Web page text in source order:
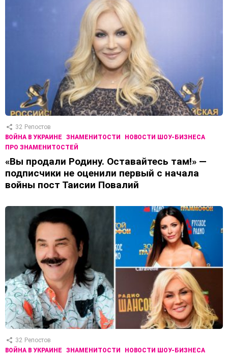
32 Репостов
ВОЙНА В УКРАИНЕ
ЗНАМЕНИТОСТИ
НОВОСТИ ШОУ-БИЗНЕСА
ПРО ЗНАМЕНИТОСТЕЙ
«Вы продали Родину. Оставайтесь там!» —
подписчики не оценили первый с начала
войны пост Таисии Повалий
32 Репостов
ВОЙНА В УКРАИНЕ
ЗНАМЕНИТОСТИ НОВОСТИ ШОУ-БИЗНЕСА